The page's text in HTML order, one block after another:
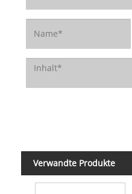
Verwandte Produkte